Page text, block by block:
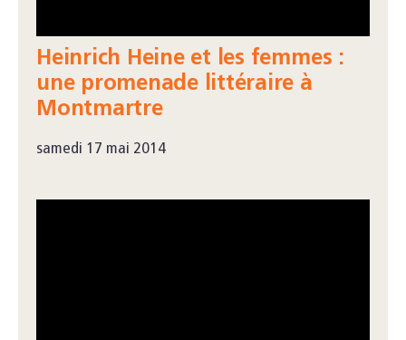
Heinrich Heine et les femmes :
une promenade littéraire à
Montmartre
samedi 17 mai 2014